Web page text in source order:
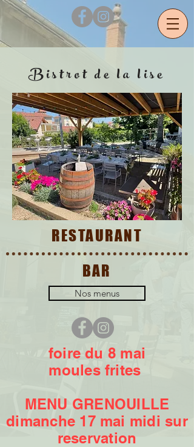
Bistrot de la lise
RESTAURANT
BAR
Nos menus
foire du 8 mai
moules frites
MENU GRENOUILLE
dimanche 17 mai midi sur
reservation